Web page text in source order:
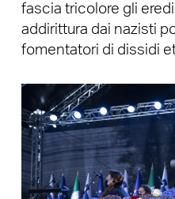
fascia tricolore gli
addirittura dai nazisti
fomentatori di dissidi